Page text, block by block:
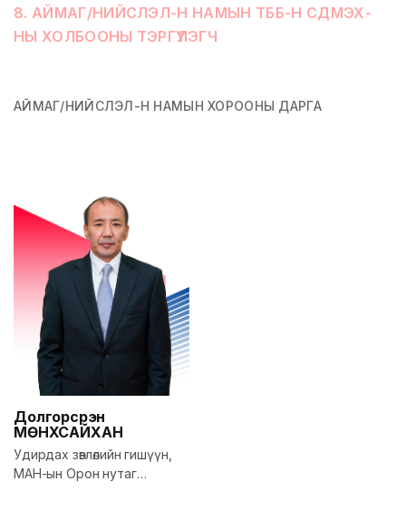
8. АЙМАГ/НИЙСЛЭЛ-Н НАМЫН ТББ-Н СДМЭХ-
НЫ ХОЛБООНЫ ТЭРГҮҮЛЭГЧ
АЙМАГ/НИЙСЛЭЛ-Н НАМЫН ХОРООНЫ ДАРГА
Долгорсүрэн
МӨНХСАЙХАН
Удирдах зөвлөлийн гишүүн,
МАН-ын Орон нутаг